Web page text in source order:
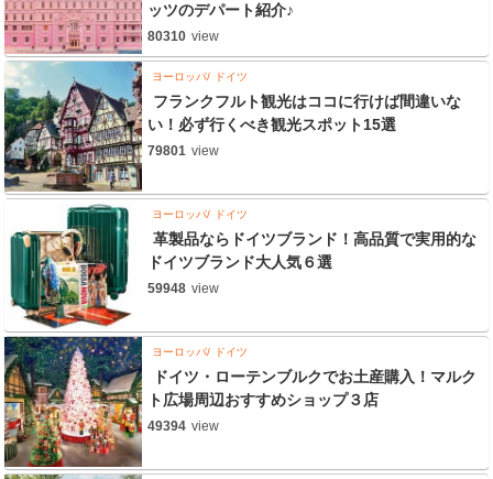
ッツのデパート紹介♪
80310 view
ヨーロッパ ドイツ
フランクフルト観光はココに行けば間違いな
い！必ず行くべき観光スポット15選
79801 view
ヨーロッパ ドイツ
革製品ならドイツブランド！高品質で実用的な
ドイツブランド大人気６選
59948 view
ヨーロッパ ドイツ
ドイツ・ローテンブルクでお土産購入！マルク
ト広場周辺おすすめショップ３店
49394 view